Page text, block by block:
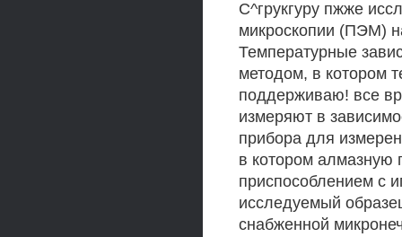
С^грукгуру пжже
микроскопии (ПЭМ)
Температурные
методом, в котором
поддерживаю! все
измеряют в
прибора для
в котором алмазную
приспособлением с
исследуемый
снабженной